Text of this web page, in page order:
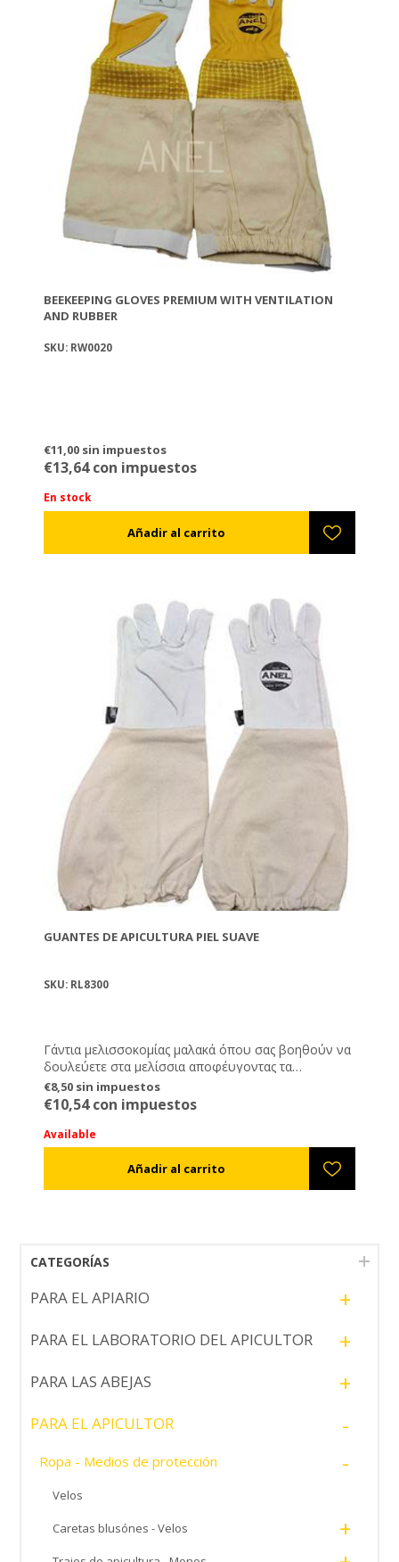
BEEKEEPING GLOVES PREMIUM WITH VENTILATION
AND RUBBER
SKU: RW0020
€11,00 sin impuestos
€13,64 con impuestos
En stock
GUANTES DE APICULTURA PIEL SUAVE
SKU: RL8300
Γάντια μελισσοκομίας μαλακά όπου σας βοηθούν να
δουλεύετε στα μελίσσια αποφέυγοντας τα
κεντρίσματα, ενώ συγχρόνως σας επιτρέπουν να
κάνετε λεπτές κινήσεις με ιδιαίτερη ευκολία.
€8,50 sin impuestos
€10,54 con impuestos
Available
CATEGORÍAS
PARA EL APIARIO +
PARA EL LABORATORIO DEL APICULTOR +
PARA LAS ABEJAS +
PARA EL APICULTOR -
Ropa - Medios de protección -
Velos
Caretas blusónes - Velos +